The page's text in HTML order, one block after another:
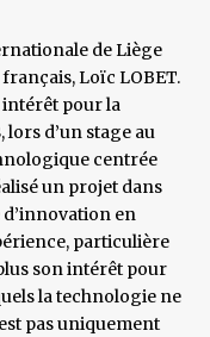
de Liège
Loïc LOBET.
intérêt pour la
d’un stage au
centrée
un projet dans
en
particulière
son intérêt pour
la technologie ne
pas uniquement